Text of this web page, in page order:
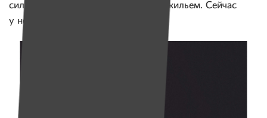
силы, развелась, решила вопрос с жильем. Сейчас
у нее началась новая жизнь.